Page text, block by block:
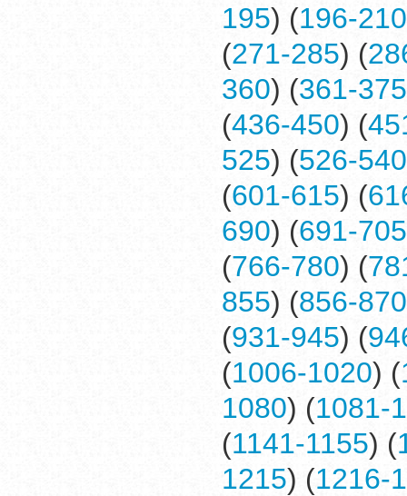
195) (196-210
(271-285) (
360) (361-375
(436-450) (
525) (526-540
(601-615) (
690) (691-705
(766-780) (
855) (856-870
(931-945) (
(1006-1020) (
1080) (1081-
(1141-1155) (
1215) (1216-